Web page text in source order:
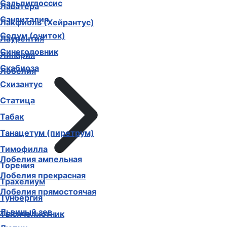
Лаватера
Лакфиоль (Хейрантус)
Лаурентия
Линария
Лобелия
Лобелия ампельная
Лобелия прекрасная
Лобелия прямостоячая
Львиный зев
Сальпиглоссис
Санвиталия
Седум (очиток)
Синеголовник
Скабиоза
Схизантус
Статица
Табак
Танацетум (пиретрум)
Тимофилла
Торения
Трахелиум
Тунбергия
Тысячелистник